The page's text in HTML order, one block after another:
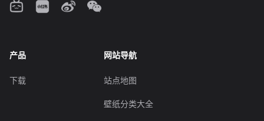
产品
下载
网站导航
站点地图
壁纸分类大全